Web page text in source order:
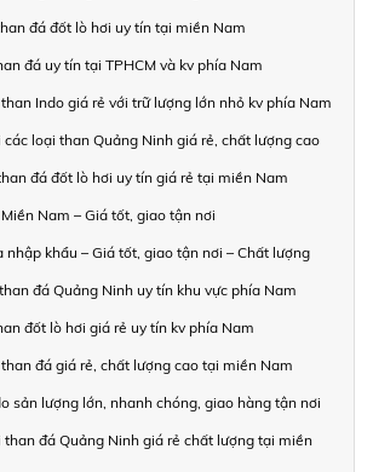
đá đốt lò hơi uy tín tại miền Nam
đá uy tín tại TPHCM và kv phía Nam
Indo giá rẻ với trữ lượng lớn nhỏ kv phía Nam
các loại than Quảng Ninh giá rẻ, chất lượng cao
đá đốt lò hơi uy tín giá rẻ tại miền Nam
Nam – Giá tốt, giao tận nơi
nhập khẩu – Giá tốt, giao tận nơi – Chất lượng
đá Quảng Ninh uy tín khu vực phía Nam
đốt lò hơi giá rẻ uy tín kv phía Nam
đá giá rẻ, chất lượng cao tại miền Nam
sản lượng lớn, nhanh chóng, giao hàng tận nơi
than đá Quảng Ninh giá rẻ chất lượng tại miền